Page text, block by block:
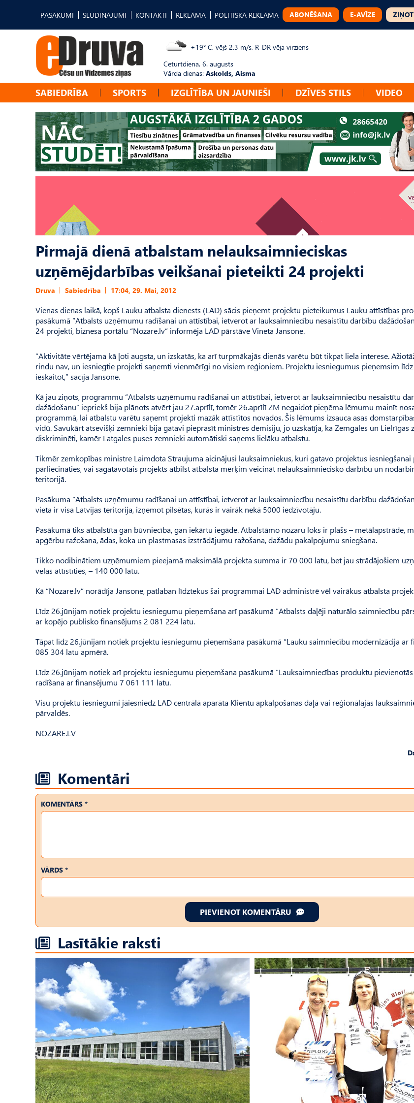
PASĀKUMI SLUDINĀJUMI KONTAKTI REKLĀMA POLITISKĀ REKLĀMA ABONĒŠANA E-AVĪZE
+19° C, vējš 2.3 m/s, R-DR vēja virziens
Ceturtdiena, 6. augusts
Vārda dienas: Askolds, Aisma
SABIEDRĪBA SPORTS IZGLĪTĪBA UN JAUNIEŠI DZĪVES STILS VIDEO
Pirmajā dienā atbalstam nelauksaimnieciskas
uzņēmējdarbības veikšanai pieteikti 24 projekti
Druva Sabiedrība 17:04, 29. Mai, 2012
Vienas dienas laikā, kopš Lauku atbalsta dienests (LAD) sācis pieņemt projektu pieteikumus Lauku attīstības
pasākumā “Atbalsts uzņēmumu radīšanai un attīstībai, ietverot ar lauksaimniecību nesaistītu darbību
24 projekti, biznesa portālu “Nozare.lv” informēja LAD pārstāve Vineta Jansone.
“Aktivitāte vērtējama kā ļoti augsta, un izskatās, ka arī turpmākajās dienās varētu būt tikpat liela interese.
rindu nav, un iesniegtie projekti saņemti vienmērīgi no visiem reģioniem. Projektu iesniegumus pieņemsim
ieskaitot,” sacīja Jansone.
Kā jau ziņots, programmu “Atbalsts uzņēmumu radīšanai un attīstībai, ietverot ar lauksaimniecību nesaistītu
dažādošanu” iepriekš bija plānots atvērt jau 27.aprīlī, tomēr 26.aprīlī ZM negaidot pieņēma lēmumu mainīt
programmā, lai atbalstu varētu saņemt projekti mazāk attīstītos novados. Šis lēmums izsauca asas
vidū. Savukārt atsevišķi zemnieki bija gatavi pieprasīt ministres demisiju, jo uzskatīja, ka Zemgales un Lielrīgas
diskriminēti, kamēr Latgales puses zemnieki automātiski saņems lielāku atbalstu.
Tikmēr zemkopības ministre Laimdota Straujuma aicinājusi lauksaimniekus, kuri gatavo projektus
pārliecināties, vai sagatavotais projekts atbilst atbalsta mērķim veicināt nelauksaimniecisko darbību un
teritorijā.
Pasākuma “Atbalsts uzņēmumu radīšanai un attīstībai, ietverot ar lauksaimniecību nesaistītu darbību
vieta ir visa Latvijas teritorija, izņemot pilsētas, kurās ir vairāk nekā 5000 iedzīvotāju.
Pasākumā tiks atbalstīta gan būvniecība, gan iekārtu iegāde. Atbalstāmo nozaru loks ir plašs – metālapstrāde,
apģērbu ražošana, ādas, koka un plastmasas izstrādājumu ražošana, dažādu pakalpojumu sniegšana.
Tikko nodibinātiem uzņēmumiem pieejamā maksimālā projekta summa ir 70 000 latu, bet jau strādājošiem
vēlas attīstīties, – 140 000 latu.
Kā “Nozare.lv” norādīja Jansone, patlaban līdztekus šai programmai LAD administrē vēl vairākus atbalsta
Līdz 26.jūnijam notiek projektu iesniegumu pieņemšana arī pasākumā “Atbalsts daļēji naturālo saimniecību
ar kopējo publisko finansējums 2 081 224 latu.
Tāpat līdz 26.jūnijam notiek projektu iesniegumu pieņemšana pasākumā “Lauku saimniecību modernizācija ar
085 304 latu apmērā.
Līdz 26.jūnijam notiek arī projektu iesniegumu pieņemšana pasākumā “Lauksaimniecības produktu
radīšana ar finansējumu 7 061 111 latu.
Visu projektu iesniegumi jāiesniedz LAD centrālā aparāta Klientu apkalpošanas daļā vai reģionālajās
pārvaldēs.
NOZARE.LV
Komentāri
KOMENTĀRS *
VĀRDS *
PIEVIENOT KOMENTĀRU
Lasītākie raksti